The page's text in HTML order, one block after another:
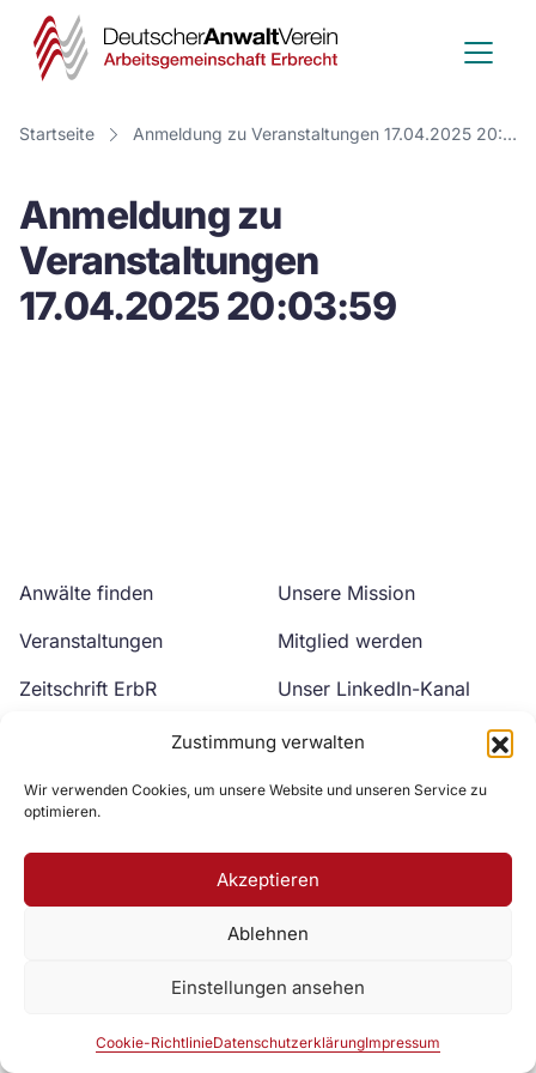
Zustimmung verwalten
Wir verwenden Cookies, um unsere Website und unseren Service zu
optimieren.
Akzeptieren
Ablehnen
Einstellungen ansehen
Cookie-RichtlinieDatenschutzerklärungImpressum
Deutscher
Anwalt
Verein
Startseite Anmeldung zu Veranstaltungen 17.04.2025 20:03:59
Anmeldung zu
Veranstaltungen
17.04.2025 20:03:59
Anwälte finden
Veranstaltungen
Zeitschrift ErbR
Unsere Mission
Mitglied werden
Unser LinkedIn-Kanal
Unser YouTube-Kanal
Zur DAV Webseite